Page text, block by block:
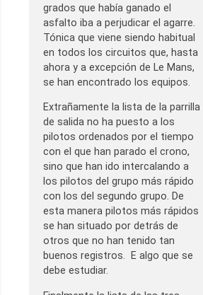
grados que había ganado el
asfalto iba a perjudicar el agarre.
Tónica que viene siendo habitual
en todos los circuitos que, hasta
ahora y a excepción de Le Mans,
se han encontrado los equipos.
Extrañamente la lista de la parrilla
de salida no ha puesto a los
pilotos ordenados por el tiempo
con el que han parado el crono,
sino que han ido intercalando a
los pilotos del grupo más rápido
con los del segundo grupo. De
esta manera pilotos más rápidos
se han situado por detrás de
otros que no han tenido tan
buenos registros. E algo que se
debe estudiar.